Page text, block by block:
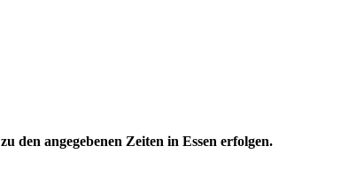
den angegebenen Zeiten in Essen erfolgen.